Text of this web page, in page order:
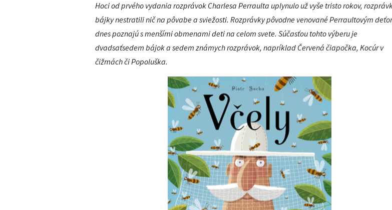
Hoci od prvého vydania rozprávok Charlesa Perraulta uplynulo už vyše tristo rokov,
bájky nestratili nič na pôvabe a sviežosti. Rozprávky pôvodne venované Perraultovým
dnes poznajú s menšími obmenami deti na celom svete. Súčasťou tohto výberu je
dvadsaťsedem bájok a sedem známych rozprávok, napríklad Červená čiapočka, Kocúr v
čižmách či Popoluška.